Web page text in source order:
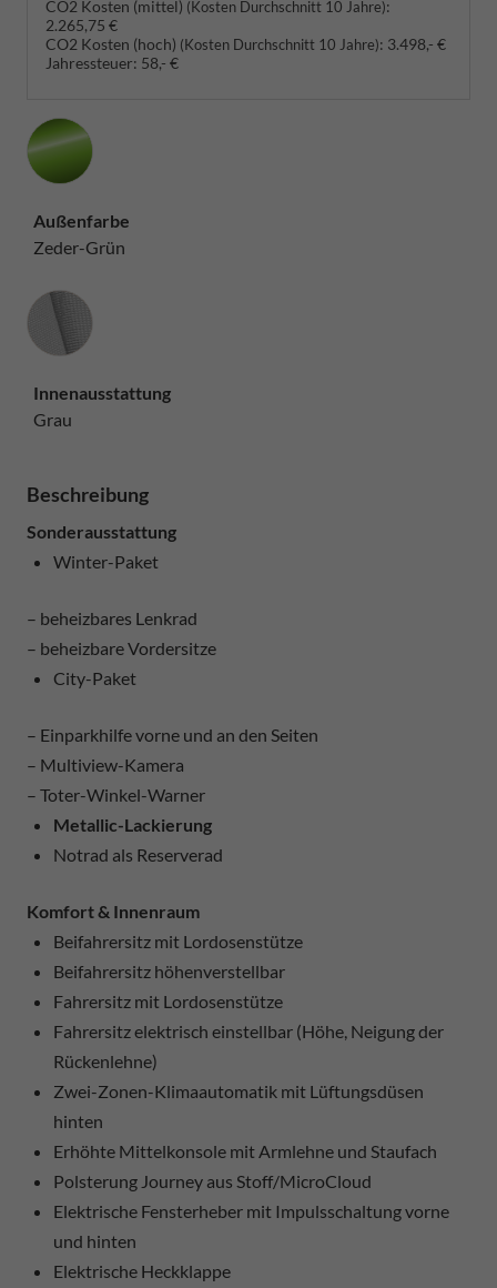
CO2 Kosten (mittel) (Kosten Durchschnitt 10 Jahre):
2.265,75 €
CO2 Kosten (hoch) (Kosten Durchschnitt 10 Jahre): 3.498,- €
Jahressteuer: 58,- €
Außenfarbe
Zeder-Grün
Innenausstattung
Innenausstattung
Grau
Beschreibung
Sonderausstattung
Winter-Paket
– beheizbares Lenkrad
– beheizbare Vordersitze
City-Paket
– Einparkhilfe vorne und an den Seiten
– Multiview-Kamera
– Toter-Winkel-Warner
Metallic-Lackierung
Notrad als Reserverad
Komfort & Innenraum
Beifahrersitz mit Lordosenstütze
Beifahrersitz höhenverstellbar
Fahrersitz mit Lordosenstütze
Fahrersitz elektrisch einstellbar (Höhe, Neigung der
Rückenlehne)
Zwei-Zonen-Klimaautomatik mit Lüftungsdüsen
hinten
Erhöhte Mittelkonsole mit Armlehne und Staufach
Polsterung Journey aus Stoff/MicroCloud
Elektrische Fensterheber mit Impulsschaltung vorne
und hinten
Elektrische Heckklappe